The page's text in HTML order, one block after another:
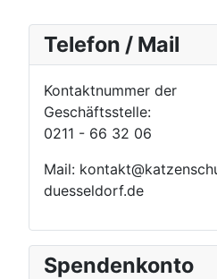
Telefon / Mail
Kontaktnummer der
Geschäftsstelle:
0211 - 66 32 06
Mail:
duesseldorf.de
Spendenkonto